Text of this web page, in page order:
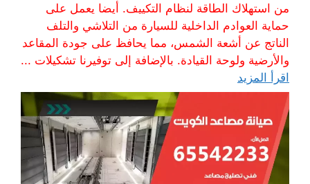
من استهلاك الطاقة لنظام التكييف. أيضا يعمل على
حماية العوادم الداخلية للسيارة من التلاشي والتلف
الناتج عن أشعة الشمس، مما يحافظ على جودة المقاعد
والأرضية ولوحة القيادة. بالإضافة إلى توفيرنا تشكيلات ...
اقرأ المزيد